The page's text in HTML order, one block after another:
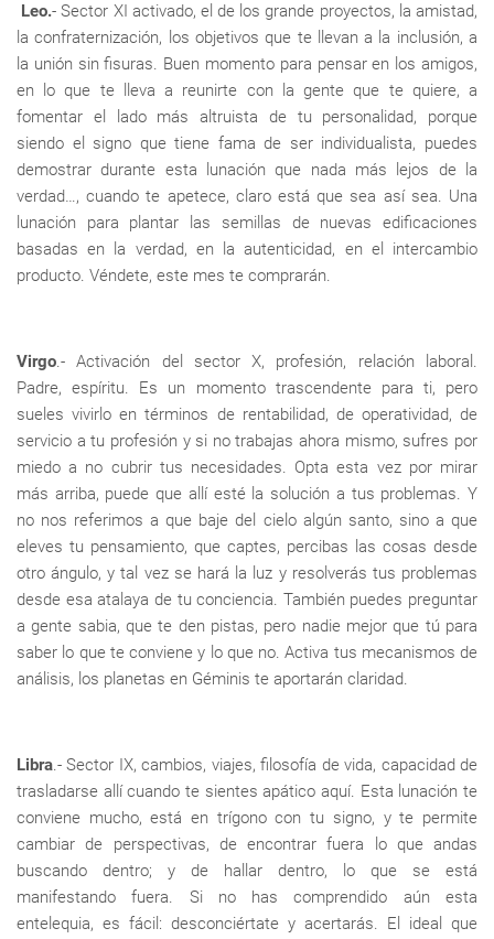
Leo.- Sector XI activado, el de los grande proyectos, la amistad,
la confraternización, los objetivos que te llevan a la inclusión, a
la unión sin fisuras. Buen momento para pensar en los amigos,
en lo que te lleva a reunirte con la gente que te quiere, a
fomentar el lado más altruista de tu personalidad, porque
siendo el signo que tiene fama de ser individualista, puedes
demostrar durante esta lunación que nada más lejos de la
verdad…, cuando te apetece, claro está que sea así sea. Una
lunación para plantar las semillas de nuevas edificaciones
basadas en la verdad, en la autenticidad, en el intercambio
producto. Véndete, este mes te comprarán.
Virgo.- Activación del sector X, profesión, relación laboral.
Padre, espíritu. Es un momento trascendente para ti, pero
sueles vivirlo en términos de rentabilidad, de operatividad, de
servicio a tu profesión y si no trabajas ahora mismo, sufres por
miedo a no cubrir tus necesidades. Opta esta vez por mirar
más arriba, puede que allí esté la solución a tus problemas. Y
no nos referimos a que baje del cielo algún santo, sino a que
eleves tu pensamiento, que captes, percibas las cosas desde
otro ángulo, y tal vez se hará la luz y resolverás tus problemas
desde esa atalaya de tu conciencia. También puedes preguntar
a gente sabia, que te den pistas, pero nadie mejor que tú para
saber lo que te conviene y lo que no. Activa tus mecanismos de
análisis, los planetas en Géminis te aportarán claridad.
Libra.- Sector IX, cambios, viajes, filosofía de vida, capacidad de
trasladarse allí cuando te sientes apático aquí. Esta lunación te
conviene mucho, está en trígono con tu signo, y te permite
cambiar de perspectivas, de encontrar fuera lo que andas
buscando dentro; y de hallar dentro, lo que se está
manifestando fuera. Si no has comprendido aún esta
entelequia, es fácil: desconciértate y acertarás. El ideal que